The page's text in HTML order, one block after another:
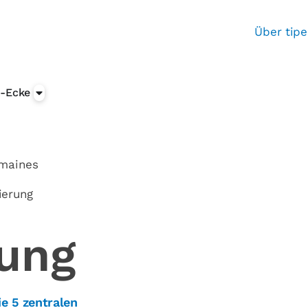
Über
Ecke
5 zentralen